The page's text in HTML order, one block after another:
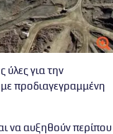
ύλες για την
προδιαγεγραμμένη
να αυξηθούν περίπου